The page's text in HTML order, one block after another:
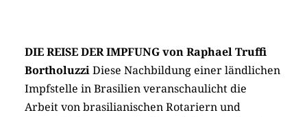
DIE REISE DER IMPFUNG von Raphael Truffi
BortholuzziDiese Nachbildung einer ländlichen
Impfstelle in Brasilien veranschaulicht die
Arbeit von brasilianischen Rotariern und